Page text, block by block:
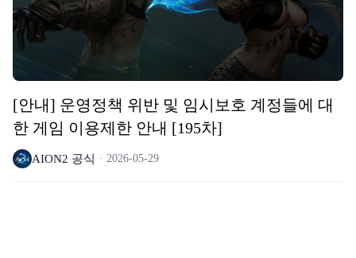
[안내] 운영정책 위반 및 임시보호 계정들에 대
한 게임 이용제한 안내 [195차]
AION2 공식 2026-05-29